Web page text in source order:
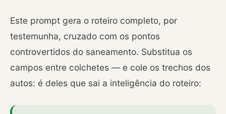
Este prompt gera o roteiro completo, por
testemunha, cruzado com os pontos
controvertidos do saneamento. Substitua os
campos entre colchetes — e cole os trechos dos
autos: é deles que sai a inteligência do roteiro: